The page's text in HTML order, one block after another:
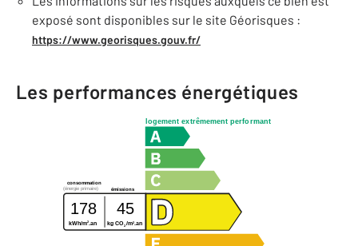
exposé sont disponibles sur le site Géorisques :
https://www.georisques.gouv.fr/
Les performances énergétiques
logement extrêmement performant
consommation
émissions
(énergie primaire)
178 45
kWh/m2.an kg CO2 /m2 .an